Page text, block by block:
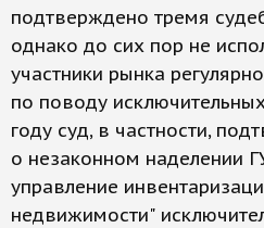
подтверждено тремя
однако до сих пор не
участники рынка
по поводу
году суд, в частности,
о незаконном наделении
управление
недвижимости"